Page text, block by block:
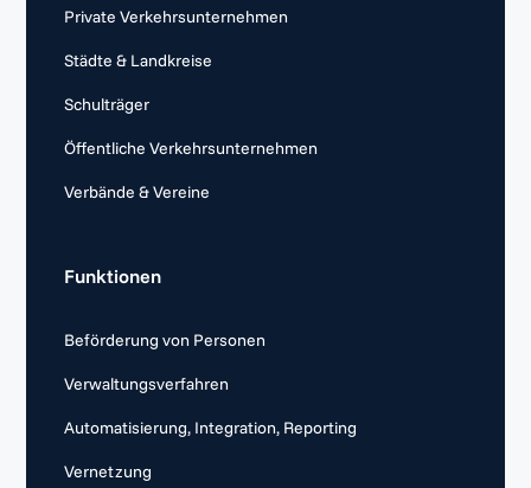
Private Verkehrsunternehmen
Städte & Landkreise
Schulträger
Öffentliche Verkehrsunternehmen
Verbände & Vereine
Funktionen
Beförderung von Personen
Verwaltungsverfahren
Automatisierung, Integration, Reporting
Vernetzung